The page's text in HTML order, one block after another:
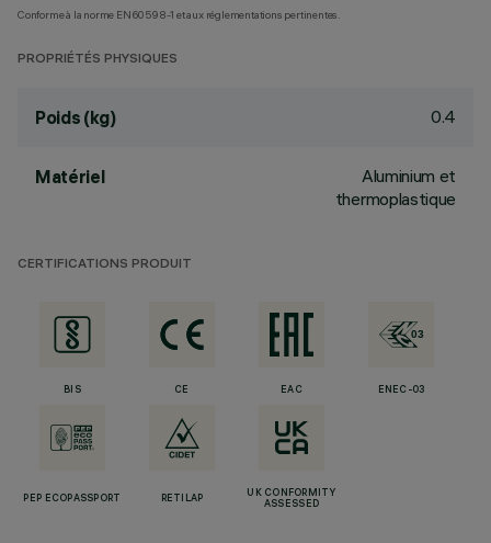
Conforme à la norme EN60598-1 et aux réglementations pertinentes.
PROPRIÉTÉS PHYSIQUES
Poids (kg) 0.4
Matériel
Aluminium et
thermoplastique
CERTIFICATIONS PRODUIT
BIS CE EAC ENEC-03
PEP ECOPASSPORT RETILAP
UK CONFORMITY
ASSESSED